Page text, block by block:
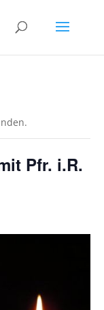
Pfr. i.R.